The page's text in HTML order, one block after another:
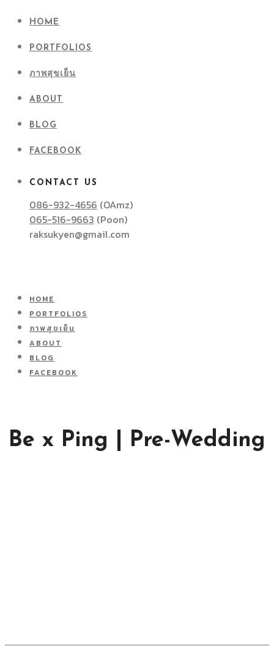
HOME
PORTFOLIOS
ภาพสุขเย็น
ABOUT
BLOG
FACEBOOK
CONTACT US
086-932-4656 (OAmz)
065-516-9663 (Poon)
raksukyen@gmail.com
HOME
PORTFOLIOS
ภาพสุขเย็น
ABOUT
BLOG
FACEBOOK
Be x Ping | Pre-Wedding